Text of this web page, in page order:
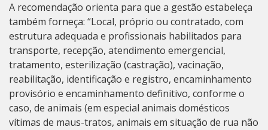
A recomendação orienta para que a gestão estabeleça
também forneça: “Local, próprio ou contratado, com
estrutura adequada e profissionais habilitados para
transporte, recepção, atendimento emergencial,
tratamento, esterilização (castração), vacinação,
reabilitação, identificação e registro, encaminhamento
provisório e encaminhamento definitivo, conforme o
caso, de animais (em especial animais domésticos
vítimas de maus-tratos, animais em situação de rua não